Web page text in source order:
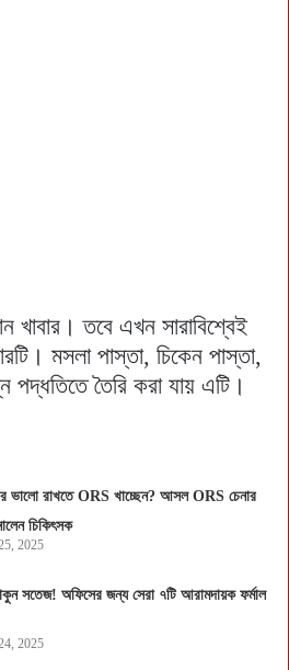
খাবার। তবে এখন সারাবিশ্বেই
মসলা পাস্তা, চিকেন পাস্তা,
পদ্ধতিতে তৈরি করা যায় এটি।
ভালো রাখতে ORS খাচ্ছেন? আসল ORS চেনার
চিকিৎসক
2025
সতেজ! অফিসের জন্য সেরা ৭টি আরামদায়ক ফর্মাল
2025